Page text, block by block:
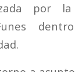
por la